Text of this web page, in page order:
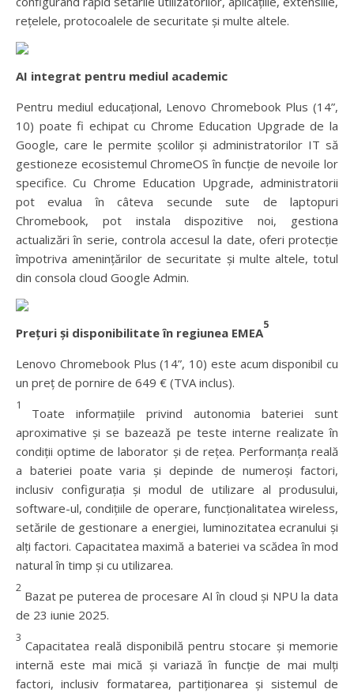
rețelele, protocoalele de securitate și multe altele.
AI integrat pentru mediul academic
Pentru mediul educațional, Lenovo Chromebook Plus (14”,
10) poate fi echipat cu Chrome Education Upgrade de la
Google, care le permite școlilor și administratorilor IT să
gestioneze ecosistemul ChromeOS în funcție de nevoile lor
specifice. Cu Chrome Education Upgrade, administratorii
pot evalua în câteva secunde sute de laptopuri
Chromebook, pot instala dispozitive noi, gestiona
actualizări în serie, controla accesul la date, oferi protecție
împotriva amenințărilor de securitate și multe altele, totul
din consola cloud Google Admin.
Prețuri și disponibilitate în regiunea EMEA
5
Lenovo Chromebook Plus (14”, 10) este acum disponibil cu
un preț de pornire de 649 € (TVA inclus).
1
Toate informațiile privind autonomia bateriei sunt
aproximative și se bazează pe teste interne realizate în
condiții optime de laborator și de rețea. Performanța reală
a bateriei poate varia și depinde de numeroși factori,
inclusiv configurația și modul de utilizare al produsului,
software-ul, condițiile de operare, funcționalitatea wireless,
setările de gestionare a energiei, luminozitatea ecranului și
alți factori. Capacitatea maximă a bateriei va scădea în mod
natural în timp și cu utilizarea.
2
Bazat pe puterea de procesare AI în cloud și NPU la data
de 23 iunie 2025.
3
Capacitatea reală disponibilă pentru stocare și memorie
internă este mai mică și variază în funcție de mai mulți
factori, inclusiv formatarea, partiționarea și sistemul de